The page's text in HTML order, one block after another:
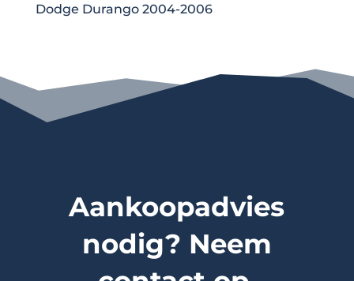
Dodge Durango 2004-2006
Aankoopadvies
nodig? Neem